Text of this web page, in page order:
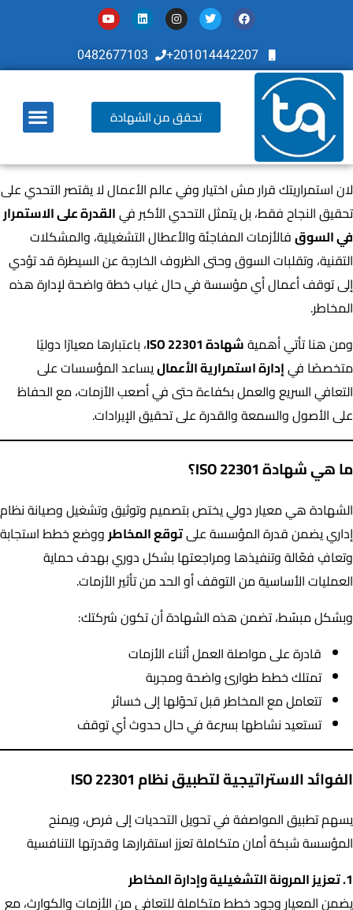
201014442207+
0482677103
تحقق من الشهادة
لان استمراريتك قرار مش اختيار وفي عالم الأعمال لا يقتصر التحدي على
تحقيق النجاح فقط، بل يتمثل التحدي الأكبر فيالقدرة على الاستمرار
في السوقفالأزمات المفاجئة والأعطال التشغيلية، والمشكلات
التقنية، وتقلبات السوق وحتى الظروف الخارجة عن السيطرة قد تؤدي
إلى توقف أعمال أي مؤسسة في حال غياب خطة واضحة لإدارة هذه
المخاطر.
ومن هنا تأتي أهميةشهادة ISO 22301
، باعتبارها معيارًا دوليًا
متخصصًا فيإدارة استمرارية الأعماليساعد المؤسسات على
التعافي السريع والعمل بكفاءة حتى في أصعب الأزمات، مع الحفاظ
على الأصول والسمعة والقدرة على تحقيق الإيرادات.
ما هي شهادة ISO 22301؟
الشهادة هي معيار دولي يختص بتصميم وتوثيق وتشغيل وصيانة نظام
إداري يضمن قدرة المؤسسة علىتوقع المخاطر ووضع خطط استجابة
وتعافٍ فعّالة وتنفيذها ومراجعتها بشكل دوري بهدف حماية
العمليات الأساسية من التوقف أو الحد من تأثير الأزمات.
وبشكل مبسّط، تضمن هذه الشهادة أن تكون شركتك:
قادرة على مواصلة العمل أثناء الأزمات
تمتلك خطط طوارئ واضحة ومجربة
تتعامل مع المخاطر قبل تحوّلها إلى خسائر
تستعيد نشاطها بسرعة في حال حدوث أي توقف
الفوائد الاستراتيجية لتطبيق نظام ISO 22301
يسهم تطبيق المواصفة في تحويل التحديات إلى فرص، ويمنح
المؤسسة شبكة أمان متكاملة تعزز استقرارها وقدرتها التنافسية
1. تعزيز المرونة التشغيلية وإدارة المخاطر
يضمن المعيار وجود خطط متكاملة للتعافي من الأزمات والكوارث، مع